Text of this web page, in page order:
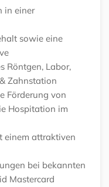
in einer
sowie eine
Röntgen, Labor,
Zahnstation
Förderung von
Hospitation im
einem attraktiven
bei bekannten
Mastercard